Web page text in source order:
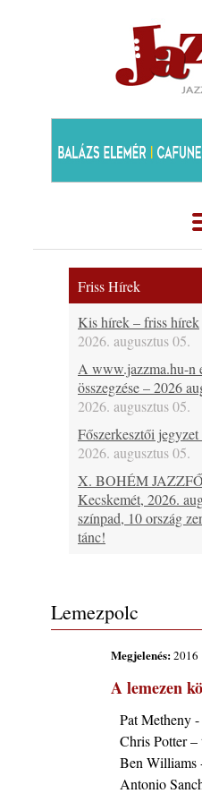
Friss Hírek
Kis hírek – friss hírek
2026. augusztus 05.
A www.jazzma.hu-n
összegzése – 2026
2026. augusztus 05.
Főszerkesztői
2026. augusztus 05.
X. BOHÉM
Kecskemét, 2026.
színpad, 10 ország
tánc!
2026. augusztus 05.
Jazz-rock albumok
„Out like a Light”
2026. augusztus 05.
Jazz-rock albumok
„Shinola”
2026. augusztus 04.
Kikkel beszéltem 2.0
Lemezpolc
Megjelenés:2016
A lemezen
Pat Metheny
Chris Potter –
Ben Williams
Antonio